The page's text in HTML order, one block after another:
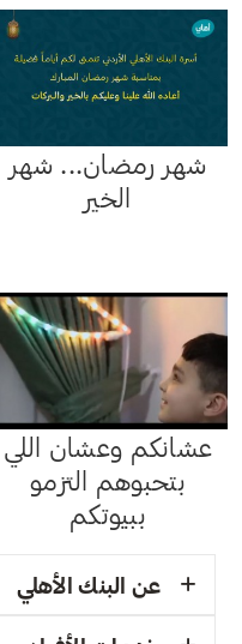
شهر رمضان... شهر
الخير
عشانكم وعشان اللي
بتحبوهم التزمو
ببيوتكم
عن البنك الأهلي
البنك الأهلي الأردني | فلسطين